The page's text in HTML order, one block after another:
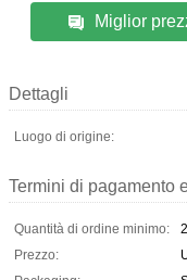
Miglior
Dettagli
Luogo di origine:
Termini di pagamento
Quantità di ordine minimo:
Prezzo: